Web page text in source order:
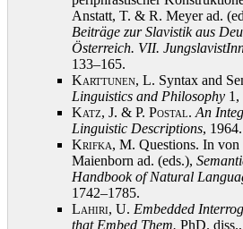
Anstatt, T. & R. Meyer ad.
Beiträge zur Slavistik aus
Österreich. VII.
133–165.
Karttunen, L. Syntax and
Linguistics and Philosophy 1,
Katz, J. & P. Postal. An
Linguistic Descriptions, 1964.
Krifka, M. Questions. In
Maienborn ad. (eds.),
Handbook of Natural
1742–1785.
Lahiri, U. Embedded
that Embed Them. PhD.